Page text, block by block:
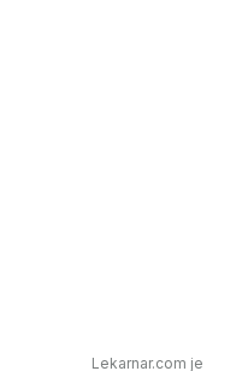
Lekarnar.com je